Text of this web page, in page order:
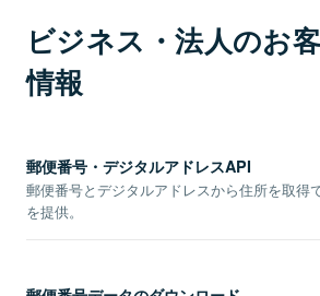
ビジネス・法人のお
情報
郵便番号・デジタルアドレスAPI
郵便番号とデジタルアドレスから住所を取得
を提供。